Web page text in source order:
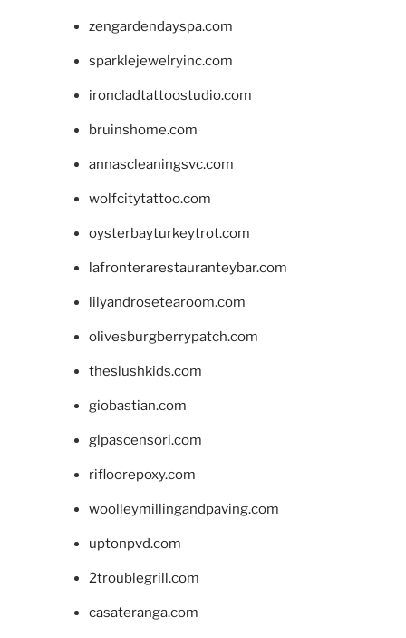
zengardendayspa.com
sparklejewelryinc.com
ironcladtattoostudio.com
bruinshome.com
annascleaningsvc.com
wolfcitytattoo.com
oysterbayturkeytrot.com
lafronterarestauranteybar.com
lilyandrosetearoom.com
olivesburgberrypatch.com
theslushkids.com
giobastian.com
glpascensori.com
rifloorepoxy.com
woolleymillingandpaving.com
uptonpvd.com
2troublegrill.com
casateranga.com